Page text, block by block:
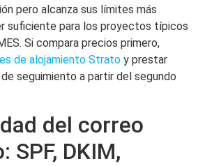
pero alcanza sus límites más
suficiente para los proyectos típicos
Si compara precios primero,
de alojamiento Strato y prestar
seguimiento a partir del segundo
del correo
SPF, DKIM,